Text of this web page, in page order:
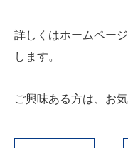
詳しくはホームペー
します。
ご興味ある方は、お